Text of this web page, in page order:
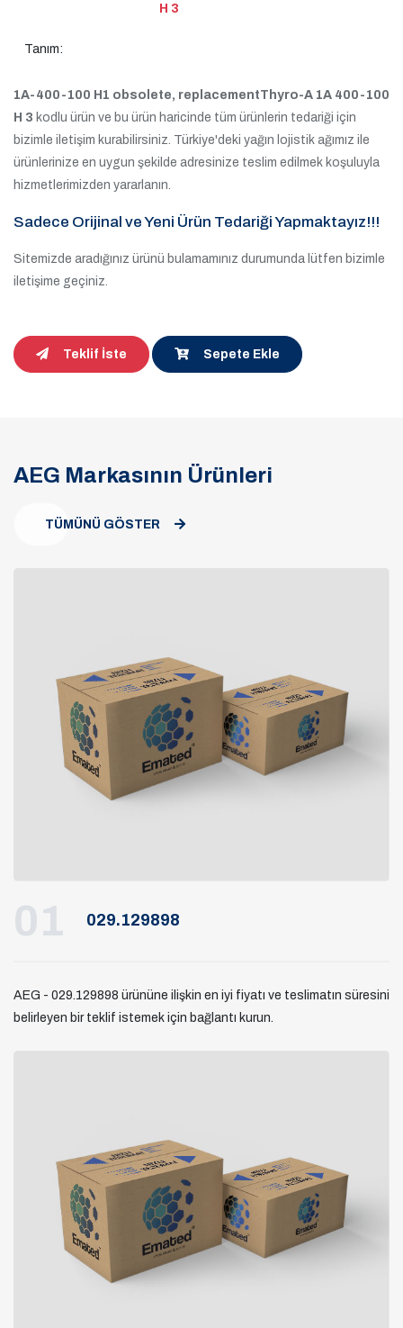
H 3
Tanım:
1A-400-100 H1 obsolete, replacementThyro-A 1A 400-100
H 3 kodlu ürün ve bu ürün haricinde tüm ürünlerin tedariği için
bizimle iletişim kurabilirsiniz. Türkiye'deki yağın lojistik ağımız ile
ürünlerinize en uygun şekilde adresinize teslim edilmek koşuluyla
hizmetlerimizden yararlanın.
Sadece Orijinal ve Yeni Ürün Tedariği Yapmaktayız!!!
Sitemizde aradığınız ürünü bulamamınız durumunda lütfen bizimle
iletişime geçiniz.
Teklif İste Sepete Ekle
AEG Markasının Ürünleri
TÜMÜNÜ GÖSTER
01 029.129898
AEG - 029.129898 ürününe ilişkin en iyi fiyatı ve teslimatın süresini
belirleyen bir teklif istemek için bağlantı kurun.